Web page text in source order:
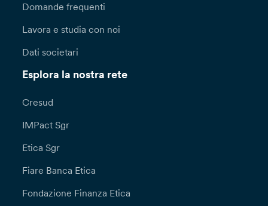
Domande frequenti
Lavora e studia con noi
Dati societari
Esplora la nostra rete
Cresud
IMPact Sgr
Etica Sgr
Fiare Banca Etica
Fondazione Finanza Etica